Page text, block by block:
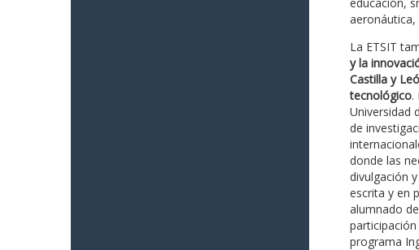
aeronáutica,
La ETSIT
y la
Castilla y
tecnológico.
Universidad
de
donde las
divulgación
escrita y en
alumnado
programa